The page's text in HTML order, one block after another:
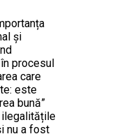
și
procesul
care
este
bună”
ilegalitățile
nu a fost